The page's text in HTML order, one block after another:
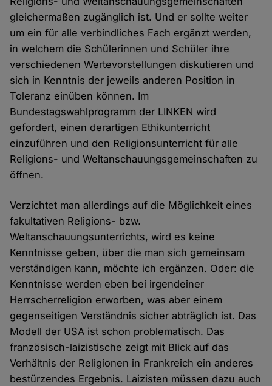
gleichermaßen zugänglich ist. Und er sollte weiter
um ein für alle verbindliches Fach ergänzt werden,
in welchem die Schülerinnen und Schüler ihre
verschiedenen Wertevorstellungen diskutieren und
sich in Kenntnis der jeweils anderen Position in
Toleranz einüben können. Im
Bundestagswahlprogramm der LINKEN wird
gefordert, einen derartigen Ethikunterricht
einzuführen und den Religionsunterricht für alle
Religions- und Weltanschauungsgemeinschaften zu
öffnen.
Verzichtet man allerdings auf die Möglichkeit eines
fakultativen Religions- bzw.
Weltanschauungsunterrichts, wird es keine
Kenntnisse geben, über die man sich gemeinsam
verständigen kann, möchte ich ergänzen. Oder: die
Kenntnisse werden eben bei irgendeiner
Herrscherreligion erworben, was aber einem
gegenseitigen Verständnis sicher abträglich ist. Das
Modell der USA ist schon problematisch. Das
französisch-laizistische zeigt mit Blick auf das
Verhältnis der Religionen in Frankreich ein anderes
bestürzendes Ergebnis. Laizisten müssen dazu auch